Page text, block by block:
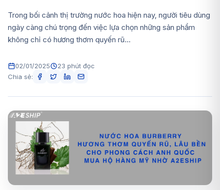
Trong bối cảnh thị trường nước hoa hiện nay, người tiêu dùng
ngày càng chú trọng đến việc lựa chọn những sản phẩm
không chỉ có hương thơm quyến rũ...
02/01/2025
23 phút đọc
Chia sẻ: